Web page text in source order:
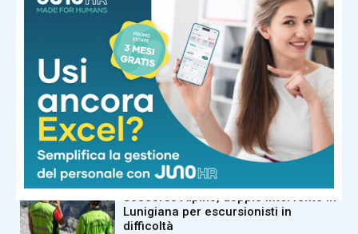
Incidente mortale sul lavoro a
Carrara: 44enne schiacciato da
alcune lastre di marmo
Cronaca
Carrara e Ingolstadt rinnovano il
gemellaggio di 64 anni alla Carrara
Weinfest
Soccorso Alpino, doppio intervento in
Lunigiana per escursionisti in
difficoltà